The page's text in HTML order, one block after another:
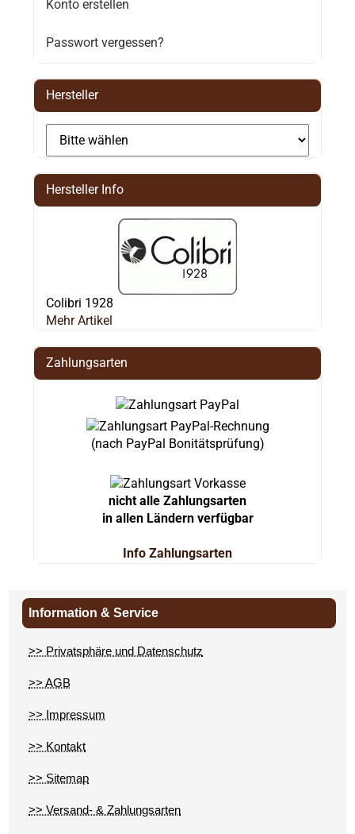
Konto erstellen
Passwort vergessen?
Hersteller
Hersteller Info
Colibri 1928
Mehr Artikel
Zahlungsarten
(nach PayPal Bonitätsprüfung)
nicht alle Zahlungsarten
in allen Ländern verfügbar
Info Zahlungsarten
Information & Service
>> Privatsphäre und Datenschutz
>> AGB
>> Impressum
>> Kontakt
>> Sitemap
>> Versand- & Zahlungsarten